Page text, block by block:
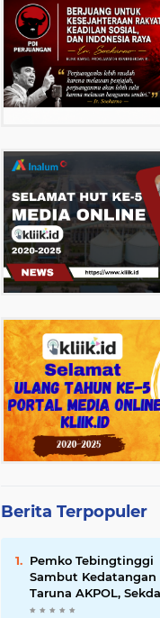
Berita Terpopuler
Pemko Tebingtinggi
Sambut Kedatangan
Taruna AKPOL,
Jadikan Momen